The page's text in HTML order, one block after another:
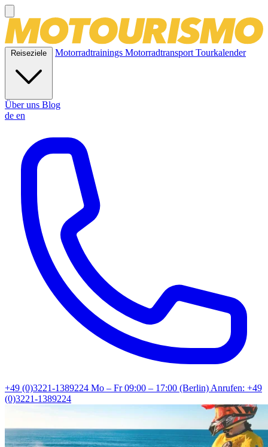
Reiseziele Motorradtrainings MotorradtransportTourkalender
Über uns Blog
de en
+49 (0)3221-1389224 Mo – Fr 09:00 – 17:00 (Berlin)Anrufen: +49
(0)3221-1389224